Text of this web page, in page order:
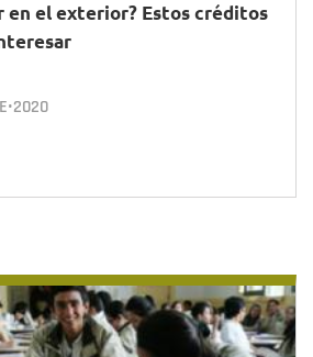
en el exterior? Estos créditos